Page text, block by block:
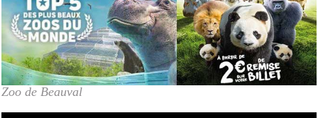
Zoo de Beauval